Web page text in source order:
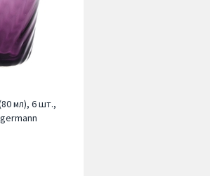
мл), 6 шт.,